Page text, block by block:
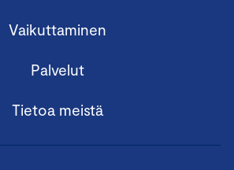
Vaikuttaminen
Palvelut
Tietoa meistä